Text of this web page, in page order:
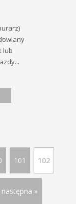
lub
101 102
następna »